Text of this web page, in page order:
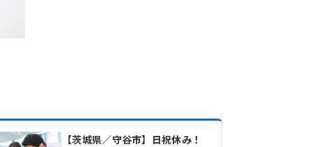
【茨城県／守谷市】日祝休み！